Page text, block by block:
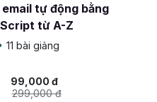
tự động bằng
từ A-Z
11 bài giảng
99,000 đ
299,000 đ